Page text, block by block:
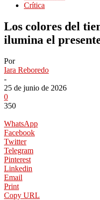
Crítica
Los colores del
ilumina el
Por
Iara Reboredo
-
25 de junio de 2026
0
350
WhatsApp
Facebook
Twitter
Telegram
Pinterest
Linkedin
Email
Print
Copy URL